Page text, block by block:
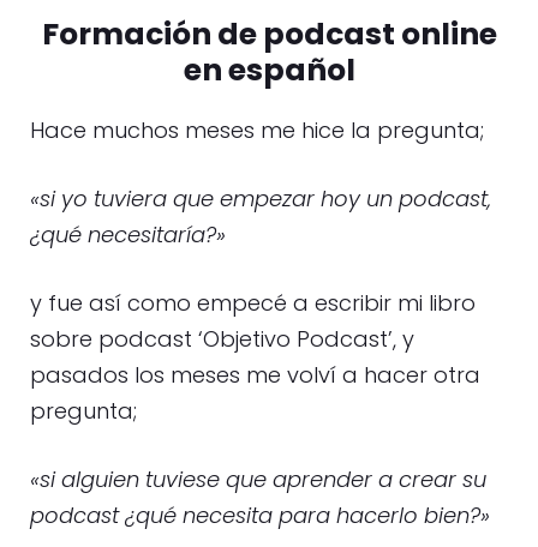
Formación de podcast online
en español
Hace muchos meses me hice la pregunta;
«si yo tuviera que empezar hoy un podcast,
¿qué necesitaría?»
y fue así como empecé a escribir mi libro
sobre podcast ‘Objetivo Podcast’, y
pasados los meses me volví a hacer otra
pregunta;
«si alguien tuviese que aprender a crear su
podcast ¿qué necesita para hacerlo bien?»